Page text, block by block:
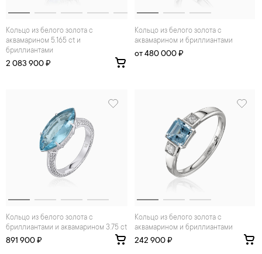
Кольцо из белого золота с
аквамарином 5.165 ct и
бриллиантами
2 083 900 ₽
Кольцо из белого золота с
аквамарином и бриллиантами
от 480 000 ₽
Кольцо из белого золота с
бриллиантами и аквамарином 3.75 ct
891 900 ₽
Кольцо из белого золота с
аквамарином и бриллиантами
242 900 ₽